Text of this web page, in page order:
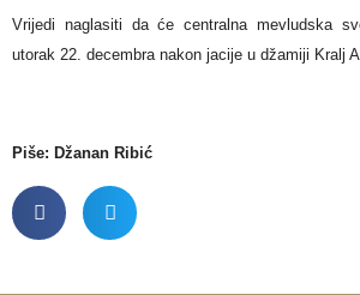
Vrijedi naglasiti da će centralna mevludska
utorak 22. decembra nakon jacije u džamiji Kralj
Piše: Džanan Ribić